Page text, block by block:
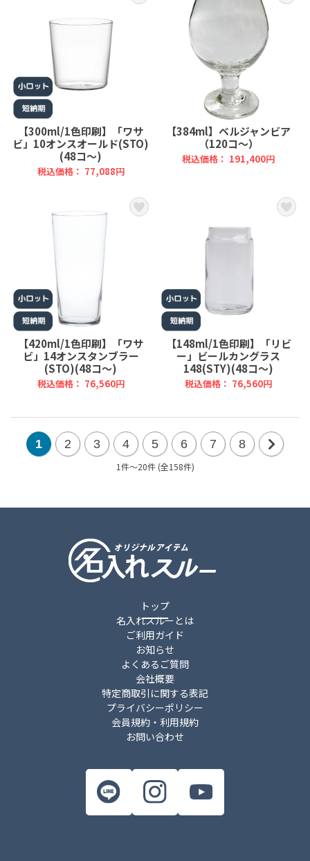
【300ml/1色印刷】「ワサ
ビ」10オンスオールド(STO)
(48コ～)
税込価格： 77,088円
【384ml】ベルジャンビア
（120コ～）
税込価格： 191,400円
【420ml/1色印刷】「ワサ
ビ」14オンスタンブラー
(STO)(48コ～)
税込価格： 76,560円
【148ml/1色印刷】「リビ
ー」ビールカングラス
148(STY)(48コ～)
税込価格： 76,560円
1 2 3 4 5 6 7
8
1件～20件 (全158件)
トップ
名入れスルーとは
ご利用ガイド
お知らせ
よくあるご質問
会社概要
特定商取引に関する表記
プライバシーポリシー
会員規約・利用規約
お問い合わせ